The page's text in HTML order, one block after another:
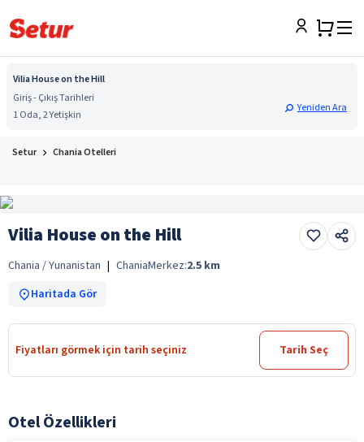
Vilia House on the Hill
Giriş - Çıkış Tarihleri
1 Oda, 2 Yetişkin
Yeniden Ara
Setur Chania Otelleri
Vilia House on the Hill
Chania / Yunanistan | ChaniaMerkez:2.5 km
Haritada Gör
Fiyatları görmek için tarih seçiniz Tarih Seç
Otel Özellikleri